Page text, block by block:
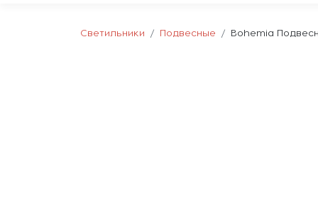
Светильники Подвесные Bohemia